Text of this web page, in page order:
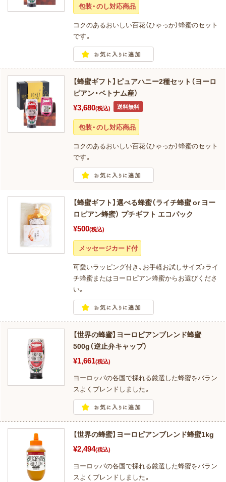
包装・のし対応商品
コクのあるおいしい百花（ひゃっか）蜂蜜のセット
です。
【蜂蜜ギフト】ピュアハニー2種セット（ヨーロ
ピアン・ベトナム産）
¥3,680(税込) 送料無料
包装・のし対応商品
コクのあるおいしい百花（ひゃっか）蜂蜜のセット
です。
【蜂蜜ギフト】選べる蜂蜜（ライチ蜂蜜 or ヨー
ロピアン蜂蜜） プチギフト エコパック
¥500(税込)
メッセージカード付
可愛いラッピング付き、お手軽お試しサイズ♪ライ
チ蜂蜜またはヨーロピアン蜂蜜からお選びくださ
い。
【世界の蜂蜜】ヨーロピアンブレンド蜂蜜
500g（逆止弁キャップ）
¥1,661(税込)
ヨーロッパの各国で採れる厳選した蜂蜜をバラン
スよくブレンドしました。
【世界の蜂蜜】ヨーロピアンブレンド蜂蜜1kg
¥2,494(税込)
ヨーロッパの各国で採れる厳選した蜂蜜をバラン
スよくブレンドしました。